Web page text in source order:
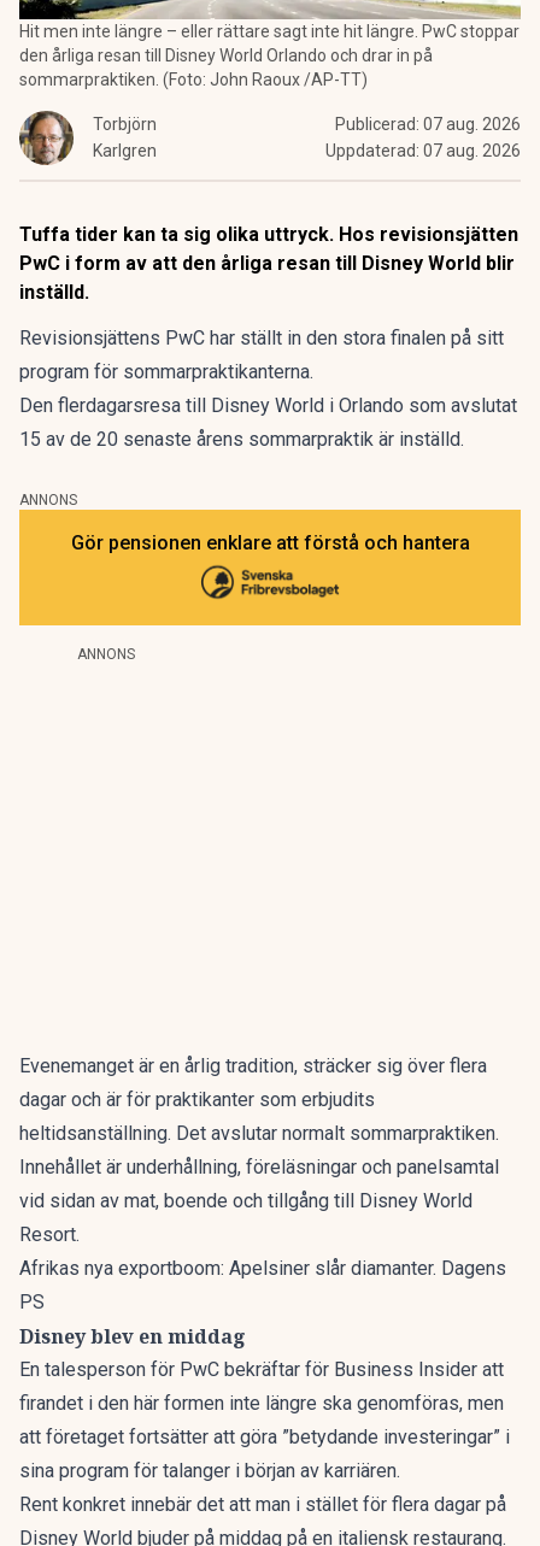
Hit men inte längre – eller rättare sagt inte hit längre. PwC stoppar
den årliga resan till Disney World Orlando och drar in på
sommarpraktiken. (Foto: John Raoux /AP-TT)
Torbjörn
Karlgren
Publicerad: 07 aug. 2026
Uppdaterad: 07 aug. 2026
Tuffa tider kan ta sig olika uttryck. Hos revisionsjätten
PwC i form av att den årliga resan till Disney World blir
inställd.
Revisionsjättens PwC har ställt in den stora finalen på sitt
program för sommarpraktikanterna.
Den flerdagarsresa till Disney World i Orlando som avslutat
15 av de 20 senaste årens sommarpraktik är inställd.
ANNONS
Gör pensionen enklare att förstå och hantera
ANNONS
Evenemanget är en årlig tradition, sträcker sig över flera
dagar och är för praktikanter som erbjudits
heltidsanställning. Det avslutar normalt sommarpraktiken.
Innehållet är underhållning, föreläsningar och panelsamtal
vid sidan av mat, boende och tillgång till Disney World
Resort.
Afrikas nya exportboom: Apelsiner slår diamanter. Dagens
PS
Disney blev en middag
En talesperson för PwC bekräftar för Business Insider att
firandet i den här formen inte längre ska genomföras, men
att företaget fortsätter att göra ”betydande investeringar” i
sina program för talanger i början av karriären.
Rent konkret innebär det att man i stället för flera dagar på
Disney World bjuder på middag på en italiensk restaurang.